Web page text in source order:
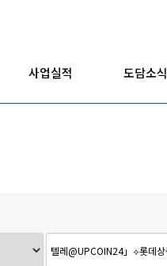
사업실적 도담소식